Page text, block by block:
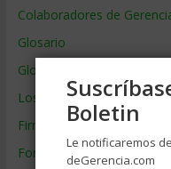
Colaboradores de
Glosario
Glosario Inglés – Español
Los mejores MBA
Firmas de Gerencia
Formación de Gerencia
Boletin
Le notificaremos
deGerencia.com